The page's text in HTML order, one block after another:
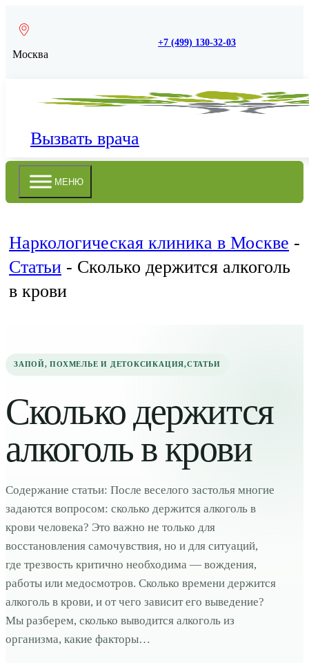
Москва
+7 (499) 130-32-03
Вызвать врача
МЕНЮ
Наркологическая клиника в Москве -
Статьи - Сколько держится алкоголь
в крови
ЗАПОЙ, ПОХМЕЛЬЕ И ДЕТОКСИКАЦИЯ,СТАТЬИ
Сколько держится
алкоголь в крови
Содержание статьи: После веселого застолья многие
задаются вопросом: сколько держится алкоголь в
крови человека? Это важно не только для
восстановления самочувствия, но и для ситуаций,
где трезвость критично необходима — вождения,
работы или медосмотров. Сколько времени держится
алкоголь в крови, и от чего зависит его выведение?
Мы разберем, сколько выводится алкоголь из
организма, какие факторы…